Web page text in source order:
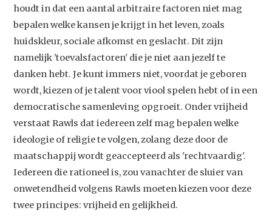
houdt in dat een aantal arbitraire factoren niet mag
bepalen welke kansen je krijgt in het leven, zoals
huidskleur, sociale afkomst en geslacht. Dit zijn
namelijk 'toevalsfactoren' die je niet aan jezelf te
danken hebt. Je kunt immers niet, voordat je geboren
wordt, kiezen of je talent voor viool spelen hebt of in een
democratische samenleving opgroeit. Onder vrijheid
verstaat Rawls dat iedereen zelf mag bepalen welke
ideologie of religie te volgen, zolang deze door de
maatschappij wordt geaccepteerd als 'rechtvaardig'.
Iedereen die rationeel is, zou vanachter de sluier van
onwetendheid volgens Rawls moeten kiezen voor deze
twee principes: vrijheid en gelijkheid.